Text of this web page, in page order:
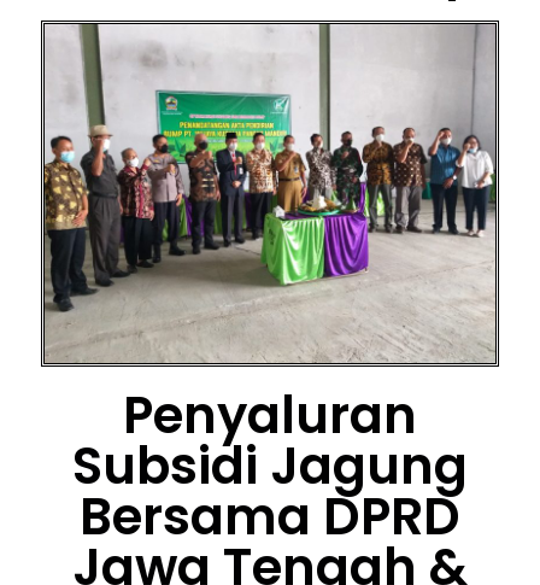
Penyaluran
Subsidi Jagung
Bersama DPRD
Jawa Tengah &